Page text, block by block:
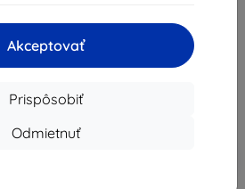
Akceptovať
Prispôsobiť
Odmietnuť
a špecifikácia